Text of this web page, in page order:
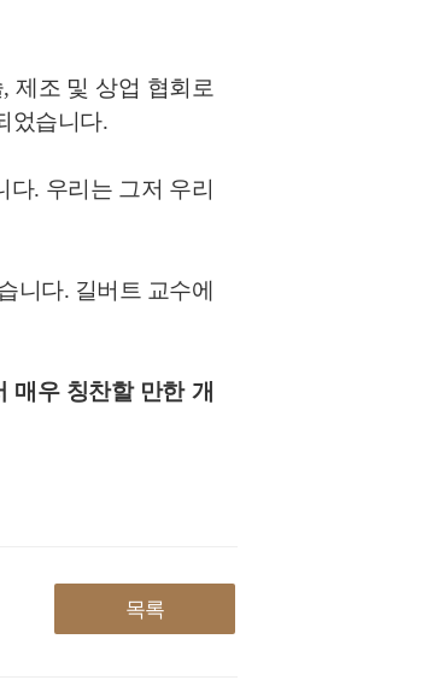
제조 및 상업 협회로
었습니다.
다. 우리는 그저 우리
니다. 길버트 교수에
매우 칭찬할 만한 개
목록